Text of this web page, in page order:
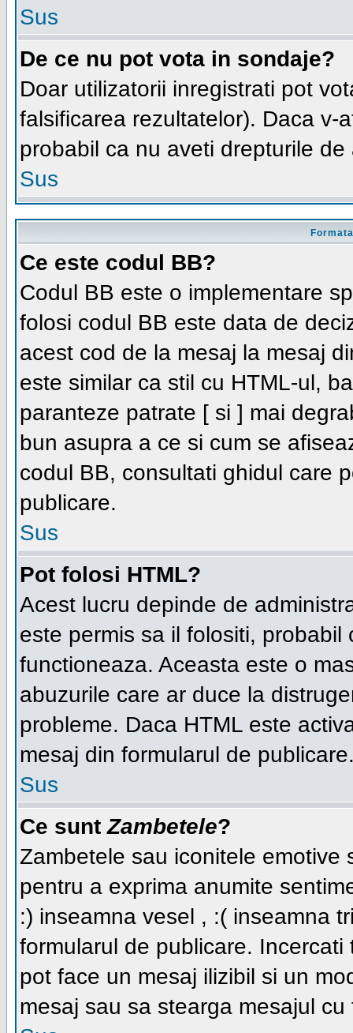
Sus
De ce nu pot vota in sondaje?
Doar utilizatorii inregistrati pot
falsificarea rezultatelor). Daca v-
probabil ca nu aveti drepturile
Sus
Ce este codul BB?
Codul BB este o implementare
folosi codul BB este data de
acest cod de la mesaj la mesaj
este similar ca stil cu HTML-ul,
paranteze patrate [ si ] mai
bun asupra a ce si cum se
codul BB, consultati ghidul care
publicare.
Sus
Pot folosi HTML?
Acest lucru depinde de
este permis sa il folositi,
functioneaza. Aceasta este o
abuzurile care ar duce la
probleme. Daca HTML este
mesaj din formularul de
Sus
Ce suntZambetele?
Zambetele sau iconitele emotive
pentru a exprima anumite
:) inseamna vesel , :( inseamna
formularul de publicare.
pot face un mesaj ilizibil si un
mesaj sau sa stearga mesajul cu